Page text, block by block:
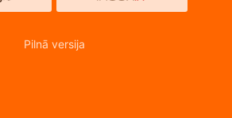
Pilnā versija